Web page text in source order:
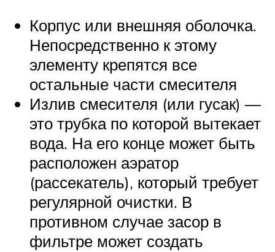
Корпус или внешняя оболочка.
Непосредственно к этому
элементу крепятся все
остальные части смесителя
Излив смесителя (или гусак) —
это трубка по которой вытекает
вода. На его конце может быть
расположен аэратор
(рассекатель), который требует
регулярной очистки. В
противном случае засор в
фильтре может создать